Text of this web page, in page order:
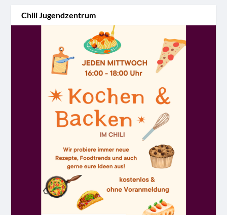
Chili Jugendzentrum